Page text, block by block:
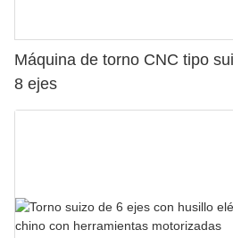
Máquina de torno CNC tipo
8 ejes